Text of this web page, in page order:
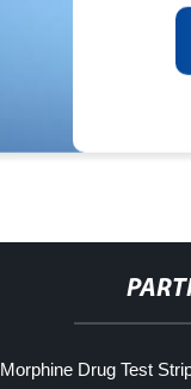
Morphine Drug Test